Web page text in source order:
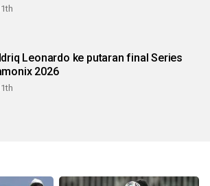
Leonardo ke putaran final Series
2026